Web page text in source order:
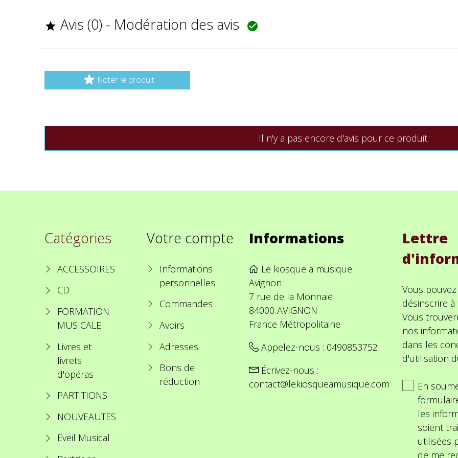
 Avis (0) - Modération des avis 
 Noter le produit
Il n'y a pas encore d'avis pour ce produit.
Catégories
ACCESSOIRES
CD
FORMATION
MUSICALE
Livres et
livrets
d'opéras
PARTITIONS
NOUVEAUTES
Eveil Musical
Votre compte
Informations
personnelles
Commandes
Avoirs
Adresses
Bons de
réduction
Informations
Le kiosque a musique
Avignon
7 rue de la Monnaie
84000 AVIGNON
France Métropolitaine
Appelez-nous : 0490853752
Écrivez-nous :
contact@lekiosqueamusique.com
Lettre
Vous
désinscrire
Vous
nos
dans les
d'utilisation
En
les
soient
utilisées
de me